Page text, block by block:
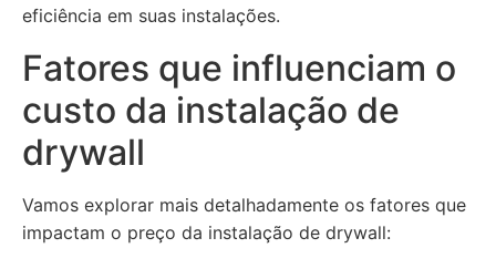
eficiência em suas instalações.
Fatores que influenciam o
custo da instalação de
drywall
Vamos explorar mais detalhadamente os fatores que
impactam o preço da instalação de drywall: